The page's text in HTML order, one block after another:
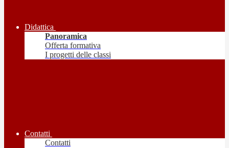
Didattica
Panoramica
Offerta formativa
I progetti delle classi
Contatti
Contatti